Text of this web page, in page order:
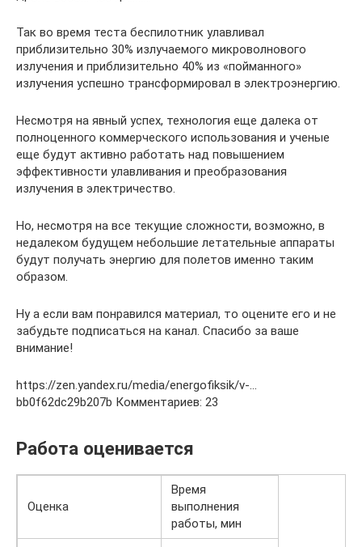
Так во время теста беспилотник улавливал
приблизительно 30% излучаемого микроволнового
излучения и приблизительно 40% из «пойманного»
излучения успешно трансформировал в электроэнергию.
Несмотря на явный успех, технология еще далека от
полноценного коммерческого использования и ученые
еще будут активно работать над повышением
эффективности улавливания и преобразования
излучения в электричество.
Но, несмотря на все текущие сложности, возможно, в
недалеком будущем небольшие летательные аппараты
будут получать энергию для полетов именно таким
образом.
Ну а если вам понравился материал, то оцените его и не
забудьте подписаться на канал. Спасибо за ваше
внимание!
https://zen.yandex.ru/media/energofiksik/v-…
bb0f62dc29b207b Комментариев: 23
Работа оценивается
Оценка
Время
выполнения
работы, мин